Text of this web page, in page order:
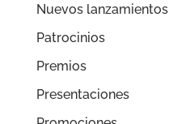
Nuevos lanzamientos
Patrocinios
Premios
Presentaciones